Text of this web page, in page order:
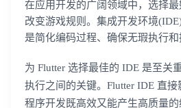
在应用开发的广阔领域中，选择最
改变游戏规则。集成开发环境
是简化编码过程、确保无瑕执行和
为 Flutter 选择最佳的 IDE 是至关
执行之间的关键。Flutter IDE 直
程序开发既高效又能产生高质量的